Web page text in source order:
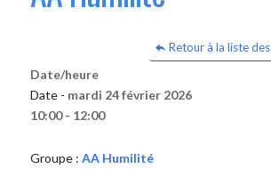
Retour à la liste
Date/heure
Date - mardi 24 février 2026
10:00 - 12:00
Groupe : AA Humilité